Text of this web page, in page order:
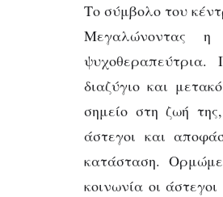
Το σύμβολο του
Μεγαλώνοντας η
διαζύγιο και
σημείο στη ζωή
άστεγοι και
κατάσταση.
κοινωνία οι